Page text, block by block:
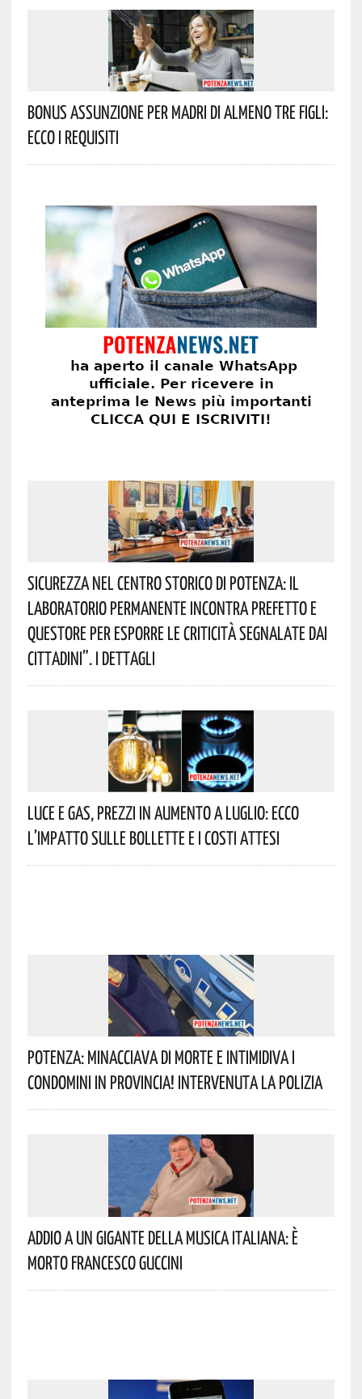
Bonus Assunzione Per Madri Di Almeno Tre Figli:
Ecco I Requisiti
Sicurezza Nel Centro Storico Di Potenza: Il
Laboratorio Permanente Incontra Prefetto E
Questore Per Esporre Le Criticità Segnalate Dai
Cittadini”. I Dettagli
Luce E Gas, Prezzi In Aumento A Luglio: Ecco
L’impatto Sulle Bollette E I Costi Attesi
Potenza: Minacciava Di Morte E Intimidiva I
Condomini In Provincia! Intervenuta La Polizia
Addio A Un Gigante Della Musica Italiana: È
Morto Francesco Guccini